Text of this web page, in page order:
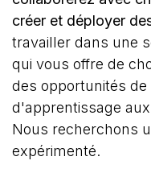
créer et déployer
travailler dans une
qui vous offre de
des opportunités
d'apprentissage
Nous recherchons
expérimenté.